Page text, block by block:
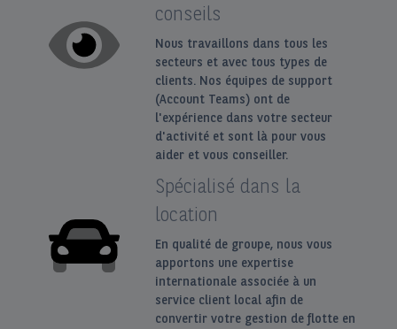
conseils
Nous travaillons dans tous les
secteurs et avec tous types de
clients. Nos équipes de support
(Account Teams) ont de
l'expérience dans votre secteur
d'activité et sont là pour vous
aider et vous conseiller.
Spécialisé dans la
location
En qualité de groupe, nous vous
apportons une expertise
internationale associée à un
service client local afin de
convertir votre gestion de flotte en